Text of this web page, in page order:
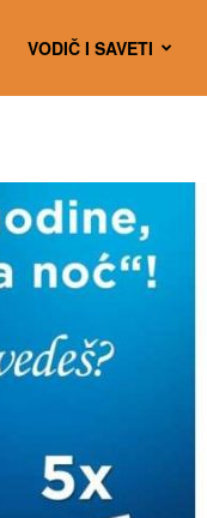
VODIČ I SAVETI